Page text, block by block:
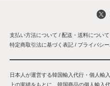
支払い方法について / 配送・送料について
特定商取引法に基づく表記 / プライバシ
日本人が運営する韓国輸入代行・個人輸
上の実績をもとに、韓国商品の個人輸入